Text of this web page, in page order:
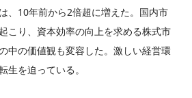
、10年前から2倍超に増えた。国内市
こり、資本効率の向上を求める株式市
中の価値観も変容した。激しい経営環
生を迫っている。